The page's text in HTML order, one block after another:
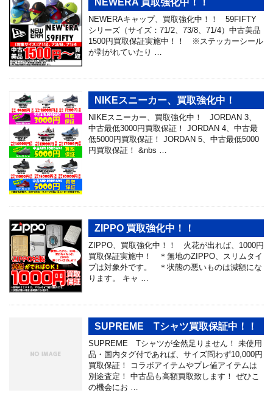
NEWERAキャップ、買取強化中！！ 59FIFTY
シリーズ（サイズ：71/2、73/8、71/4）中古美品
1500円買取保証実施中！！ ※ステッカーシール
が剥がれていたり …
NIKEスニーカー、買取強化中！
NIKEスニーカー、買取強化中！ JORDAN 3、
中古最低3000円買取保証！ JORDAN 4、中古最
低5000円買取保証！ JORDAN 5、中古最低5000
円買取保証！ &nbs …
ZIPPO 買取強化中！！
ZIPPO、買取強化中！！ 火花が出れば、1000円
買取保証実施中！ ＊無地のZIPPO、スリムタイ
プは対象外です。 ＊状態の悪いものは減額にな
ります。 キャ …
SUPREME Tシャツ買取保証中！！
SUPREME Tシャツが全然足りません！ 未使用
品・国内タグ付であれば、サイズ問わず10,000円
買取保証！ コラボアイテムやプレ値アイテムは
別途査定！ 中古品も高額買取致します！ ぜひこ
の機会にお …